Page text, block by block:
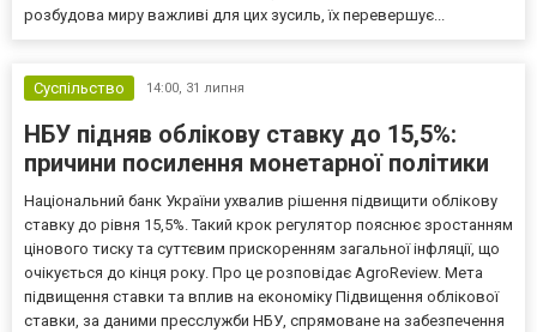
розбудова миру важливі для цих зусиль, їх перевершує...
Суспільство 14:00, 31 липня
НБУ підняв облікову ставку до 15,5%:
причини посилення монетарної політики
Національний банк України ухвалив рішення підвищити облікову
ставку до рівня 15,5%. Такий крок регулятор пояснює зростанням
цінового тиску та суттєвим прискоренням загальної інфляції, що
очікується до кінця року. Про це розповідає AgroReview. Мета
підвищення ставки та вплив на економіку Підвищення облікової
ставки, за даними пресслужби НБУ, спрямоване на забезпечення